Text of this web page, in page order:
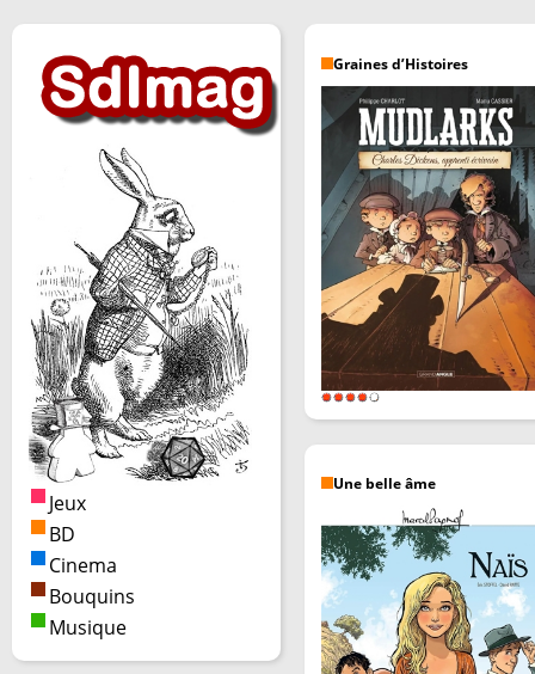
Jeux
BD
Cinema
Bouquins
Musique
Graines d’Histoires
Une belle âme